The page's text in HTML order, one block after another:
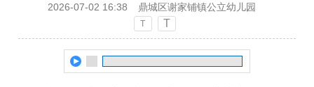
2026-07-02 16:38 鼎城区谢家铺镇公立幼儿园
T T